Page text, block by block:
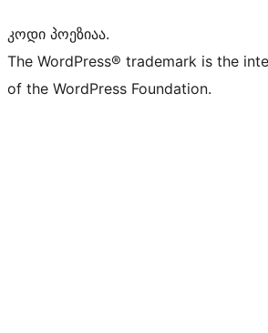
კოდი პოეზიაა.
The WordPress® trademark is the
of the WordPress Foundation.